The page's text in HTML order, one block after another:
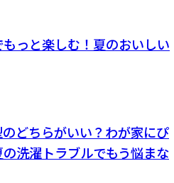
もっと楽しむ！夏のおいしい
どちらがいい？わが家にぴ
洗濯トラブルでもう悩まな